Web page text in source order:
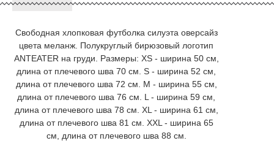
Свободная хлопковая футболка силуэта оверсайз
цвета меланж. Полукруглый бирюзовый логотип
ANTEATER на груди. Размеры: XS - ширина 50 см,
длина от плечевого шва 70 см. S - ширина 52 см,
длина от плечевого шва 72 см. M - ширина 55 см,
длина от плечевого шва 76 см. L - ширина 59 см,
длина от плечевого шва 78 см. XL - ширина 61 см,
длина от плечевого шва 81 см. XXL - ширина 65
см, длина от плечевого шва 88 см.